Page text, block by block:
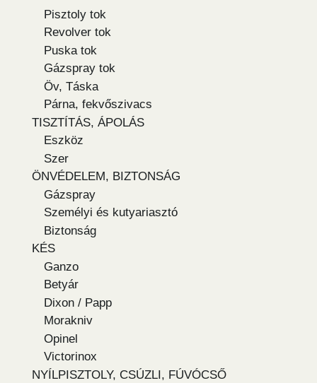
Pisztoly tok
Revolver tok
Puska tok
Gázspray tok
Öv, Táska
Párna, fekvőszivacs
TISZTÍTÁS, ÁPOLÁS
Eszköz
Szer
ÖNVÉDELEM, BIZTONSÁG
Gázspray
Személyi és kutyariasztó
Biztonság
KÉS
Ganzo
Betyár
Dixon / Papp
Morakniv
Opinel
Victorinox
NYÍLPISZTOLY, CSÚZLI, FÚVÓCSŐ